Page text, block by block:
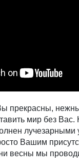
прекрасны,
мир без
лучезарными
Вашим
весны мы